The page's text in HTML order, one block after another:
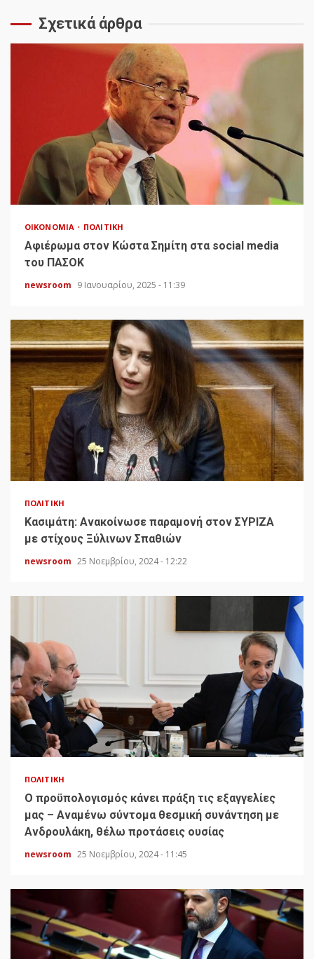
Σχετικά άρθρα
ΟΙΚΟΝΟΜΊΑ ΠΟΛΙΤΙΚΉ
Αφιέρωμα στον Κώστα Σημίτη στα social media
του ΠΑΣΟΚ
newsroom 9 Ιανουαρίου, 2025 - 11:39
ΠΟΛΙΤΙΚΉ
Κασιμάτη: Ανακοίνωσε παραμονή στον ΣΥΡΙΖΑ
με στίχους Ξύλινων Σπαθιών
newsroom 25 Νοεμβρίου, 2024 - 12:22
ΠΟΛΙΤΙΚΉ
Ο προϋπολογισμός κάνει πράξη τις εξαγγελίες
μας – Αναμένω σύντομα θεσμική συνάντηση με
Ανδρουλάκη, θέλω προτάσεις ουσίας
newsroom 25 Νοεμβρίου, 2024 - 11:45